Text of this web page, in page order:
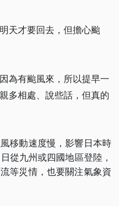
天才要回去，但擔心颱
為有颱風來，所以提早一
多相處、說些話，但真的
移動速度慢，影響日本時
從九州或四國地區登陸，
等災情，也要關注氣象資